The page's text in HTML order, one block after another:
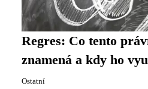
Regres: Co tento
znamená a kdy ho
Ostatní